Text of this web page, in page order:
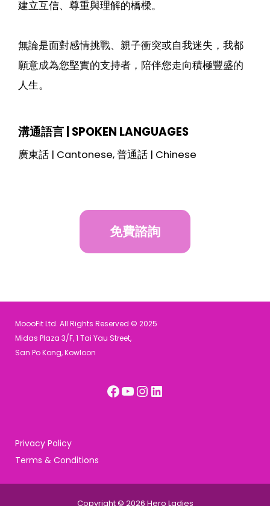
建立互信、尊重與理解的橋樑。
無論是面對感情挑戰、親子衝突或自我迷失，我都
願意成為您堅實的支持者，陪伴您走向積極豐盛的
人生。
溝通語言 | SPOKEN LANGUAGES
廣東話 | Cantonese, 普通話 | Chinese
免費諮詢
MoooFit Ltd. All Rights Reserved © 2025
Midas Plaza 3/F, 1 Tai Yau Street,
San Po Kong, Kowloon
Facebook
YouTube
Instagram
LinkedIn
Privacy Policy
Terms & Conditions
Copyright © 2026 Hero Ladies